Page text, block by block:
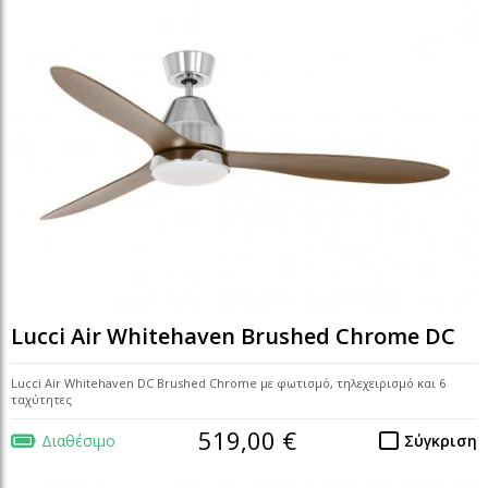
Lucci Air Whitehaven Brushed Chrome DC
Lucci Air Whitehaven DC Brushed Chrome με φωτισμό, τηλεχειρισμό και 6
ταχύτητες
Διαθέσιμο Σύγκριση
519,00 €